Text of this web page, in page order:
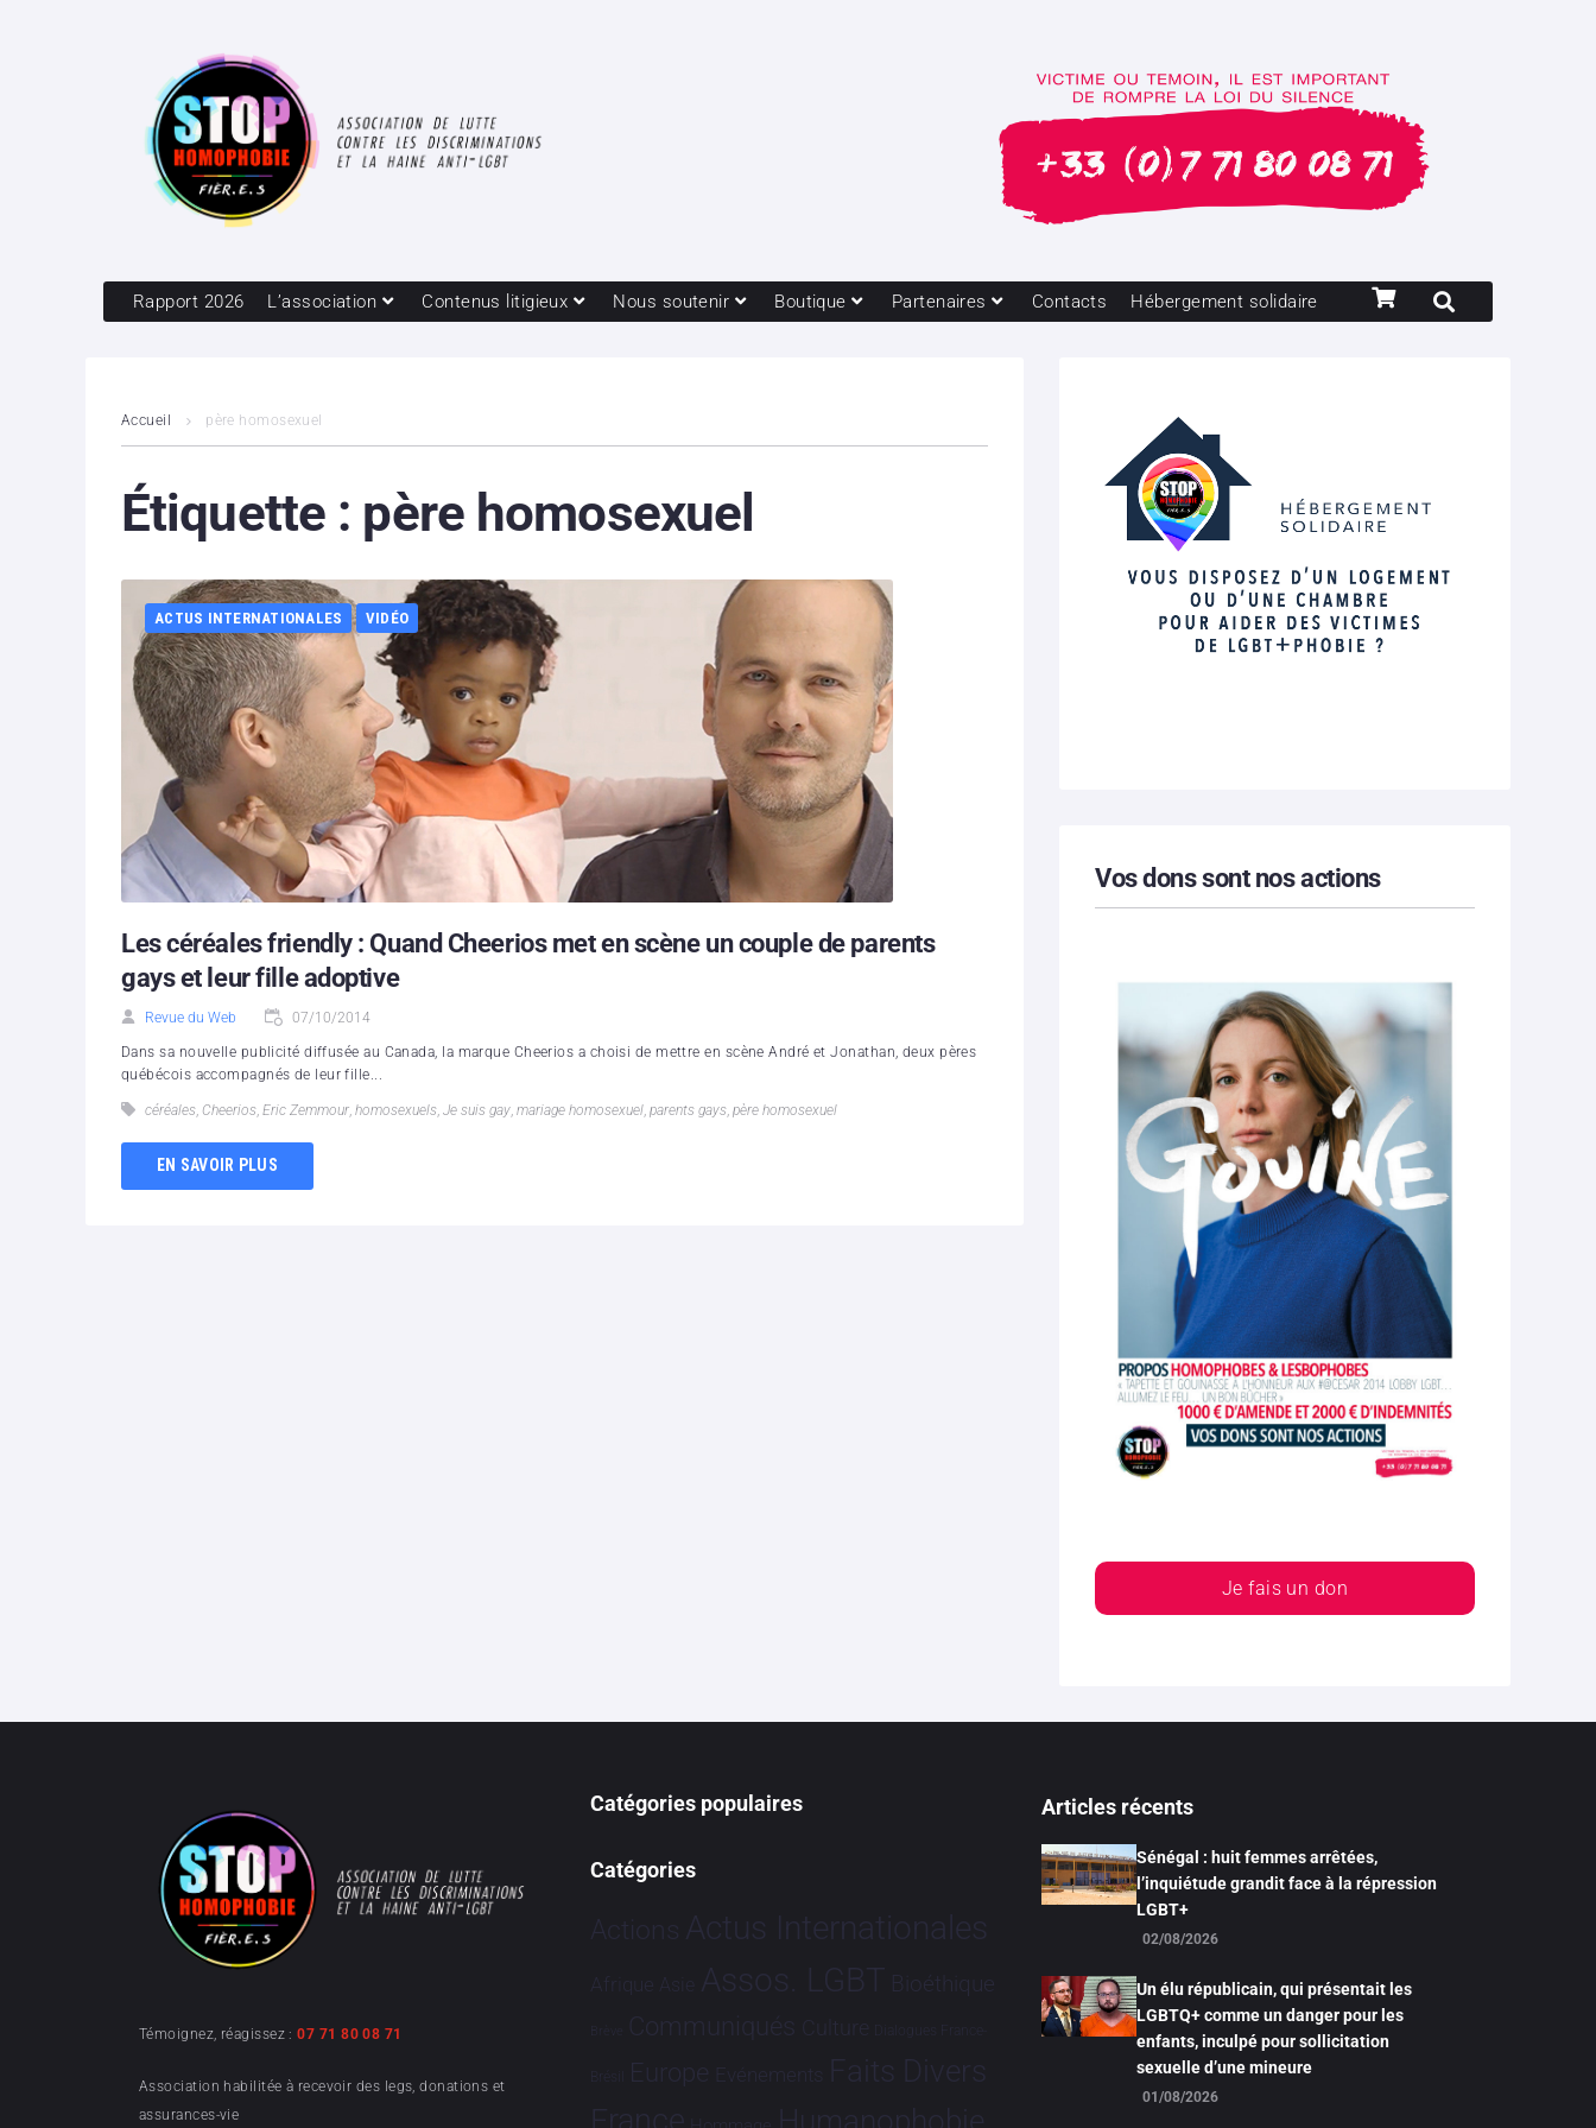
Rapport 2026 L’association Contenus litigieux Nous soutenir Boutique Partenaires Contacts Hébergement solidaire
Accueil père homosexuel
Étiquette : père homosexuel
ACTUS INTERNATIONALES VIDÉO
Les céréales friendly : Quand Cheerios met en scène un couple de parents
gays et leur fille adoptive
Revue du Web 07/10/2014
Dans sa nouvelle publicité diffusée au Canada, la marque Cheerios a choisi de mettre en scène André et Jonathan, deux pères
québécois accompagnés de leur fille...
céréales, Cheerios, Eric Zemmour, homosexuels, Je suis gay, mariage homosexuel, parents gays, père homosexuel
EN SAVOIR PLUS
Vos dons sont nos actions
Je fais un don
Témoignez, réagissez :07 71 80 08 71
Association habilitée à recevoir des legs, donations et
assurances-vie
Catégories populaires
Catégories
Actions Actus Internationales
Afrique Asie Assos. LGBT Bioéthique
Brève Communiqués Culture Dialogues France-
Brésil Europe Evénements Faits Divers
Humanophobie
Articles récents
Sénégal : huit femmes arrêtées,
l’inquiétude grandit face à la répression
LGBT+
02/08/2026
Un élu républicain, qui présentait les
LGBTQ+ comme un danger pour les
enfants, inculpé pour sollicitation
sexuelle d’une mineure
01/08/2026